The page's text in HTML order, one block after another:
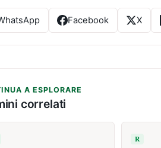
Facebook X
A ESPLORARE
correlati
R